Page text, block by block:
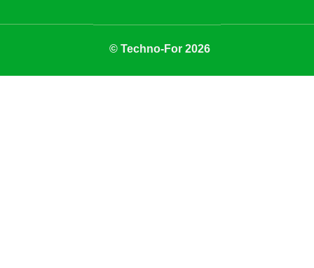
© Techno-For 2026